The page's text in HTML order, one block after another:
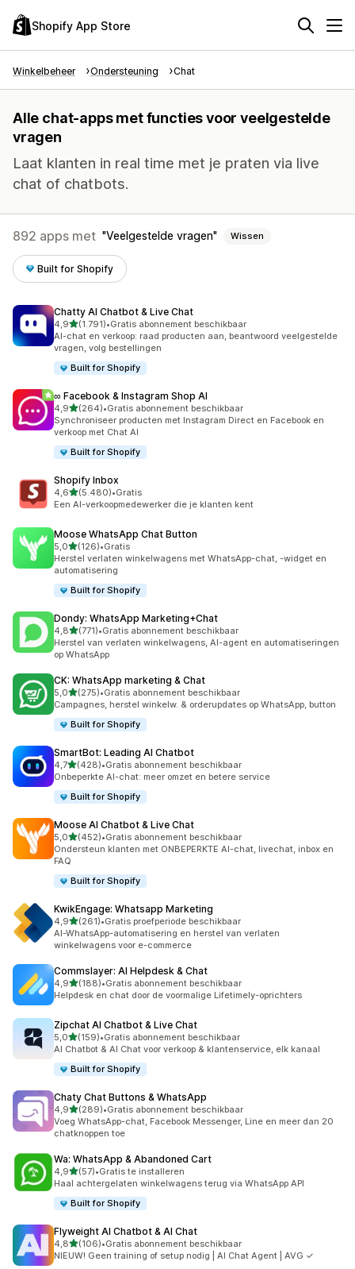
Shopify App Store
Winkelbeheer Ondersteuning Chat
Alle chat-apps met functies voor veelgestelde
vragen
Laat klanten in real time met je praten via live
chat of chatbots.
892 apps met Veelgestelde vragen Wissen
Built for Shopify
Chatty AI Chatbot & Live Chat
4,9van 5 sterren
(1.791)
1791 recensies in totaal
•Gratis abonnement beschikbaar
AI-chat en verkoop: raad producten aan, beantwoord veelgestelde
vragen, volg bestellingen
Built for Shopify
∞ Facebook & Instagram Shop AI
4,9van 5 sterren
(264)
264 recensies in totaal
•Gratis abonnement beschikbaar
Synchroniseer producten met Instagram Direct en Facebook en
verkoop met Chat AI
Built for Shopify
Shopify Inbox
4,6van 5 sterren
(5.480)
5480 recensies in totaal
•Gratis
Een AI-verkoopmedewerker die je klanten kent
Moose WhatsApp Chat Button
5,0van 5 sterren
(126)
126 recensies in totaal
•Gratis
Herstel verlaten winkelwagens met WhatsApp-chat, -widget en
automatisering
Built for Shopify
Dondy: WhatsApp Marketing+Chat
4,8van 5 sterren
(771)
771 recensies in totaal
•Gratis abonnement beschikbaar
Herstel van verlaten winkelwagens, AI-agent en automatiseringen
op WhatsApp
CK: WhatsApp marketing & Chat
5,0van 5 sterren
(275)
275 recensies in totaal
•Gratis abonnement beschikbaar
Campagnes, herstel winkelw. & orderupdates op WhatsApp, button
Built for Shopify
SmartBot: Leading AI Chatbot
4,7van 5 sterren
(428)
428 recensies in totaal
•Gratis abonnement beschikbaar
Onbeperkte AI-chat: meer omzet en betere service
Built for Shopify
Moose AI Chatbot & Live Chat
5,0van 5 sterren
(452)
452 recensies in totaal
•Gratis abonnement beschikbaar
Ondersteun klanten met ONBEPERKTE AI-chat, livechat, inbox en
FAQ
Built for Shopify
KwikEngage: Whatsapp Marketing
4,9van 5 sterren
(261)
261 recensies in totaal
•Gratis proefperiode beschikbaar
AI-WhatsApp-automatisering en herstel van verlaten
winkelwagens voor e-commerce
Commslayer: AI Helpdesk & Chat
4,9van 5 sterren
(188)
188 recensies in totaal
•Gratis abonnement beschikbaar
Helpdesk en chat door de voormalige Lifetimely-oprichters
Zipchat AI Chatbot & Live Chat
5,0van 5 sterren
(159)
159 recensies in totaal
•Gratis abonnement beschikbaar
AI Chatbot & AI Chat voor verkoop & klantenservice, elk kanaal
Built for Shopify
Chaty Chat Buttons & WhatsApp
4,9van 5 sterren
(289)
289 recensies in totaal
•Gratis abonnement beschikbaar
Voeg WhatsApp-chat, Facebook Messenger, Line en meer dan 20
chatknoppen toe
Wa: WhatsApp & Abandoned Cart
4,9van 5 sterren
(57)
57 recensies in totaal
•Gratis te installeren
Haal achtergelaten winkelwagens terug via WhatsApp API
Built for Shopify
Flyweight AI Chatbot & AI Chat
4,8van 5 sterren
(106)
106 recensies in totaal
•Gratis abonnement beschikbaar
NIEUW! Geen training of setup nodig | AI Chat Agent | AVG ✓